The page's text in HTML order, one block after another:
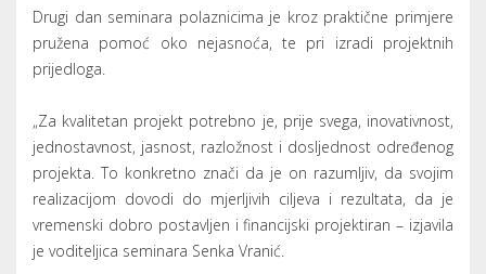
poljoprivrednicima''. Prihvatljivi korisnici su mladi
poljoprivrednici koji u trenutku podnošenja zahtjeva za
potporu imaju navršenih 18 godina, a manje od navršenih
gospodarstvo ekonomske veličine od 8.000 do 49.999 eura.
Potpora iznosi do 100% vrijednosti ukupnih prihvatljivih
troškova, 376.840,00 kuna po korisniku.
Prihvatljivi troškovi su kupnja domaćih životinja,
jednogodišnjeg i višegodišnjeg bilja, sjemena i sadnog